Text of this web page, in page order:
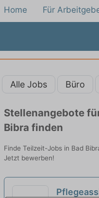
Home Für
Alle Jobs Büro
Stellenangebote
Bibra finden
Finde Teilzeit-Jobs in Bad
Jetzt bewerben!